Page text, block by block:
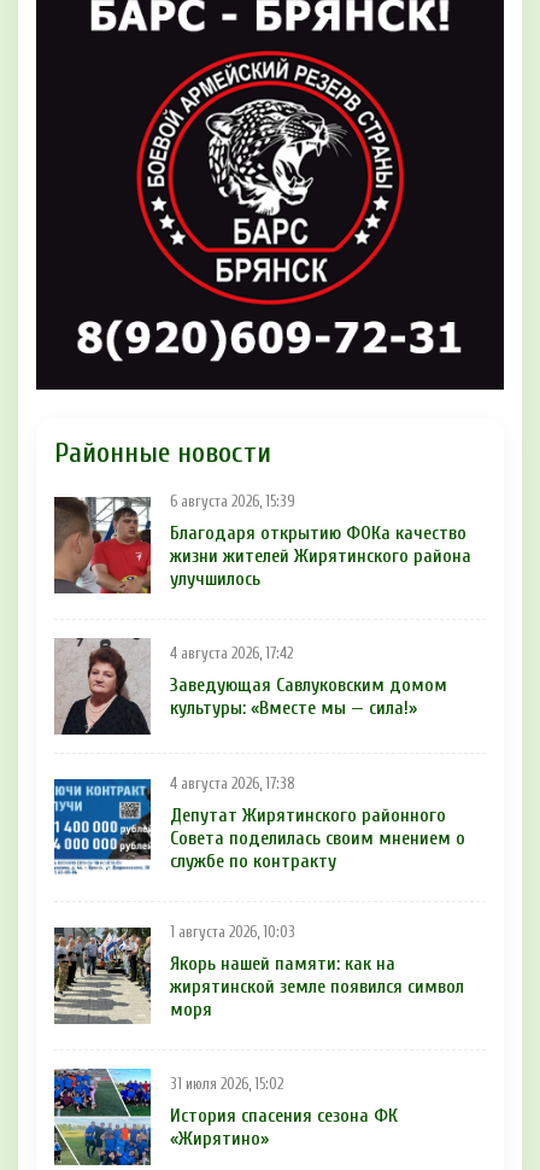
Районные новости
6 августа 2026, 15:39
Благодаря открытию ФОКа качество
жизни жителей Жирятинского района
улучшилось
4 августа 2026, 17:42
Заведующая Савлуковским домом
культуры: «Вместе мы — сила!»
4 августа 2026, 17:38
Депутат Жирятинского районного
Совета поделилась своим мнением о
службе по контракту
1 августа 2026, 10:03
Якорь нашей памяти: как на
жирятинской земле появился символ
моря
31 июля 2026, 15:02
История спасения сезона ФК
«Жирятино»